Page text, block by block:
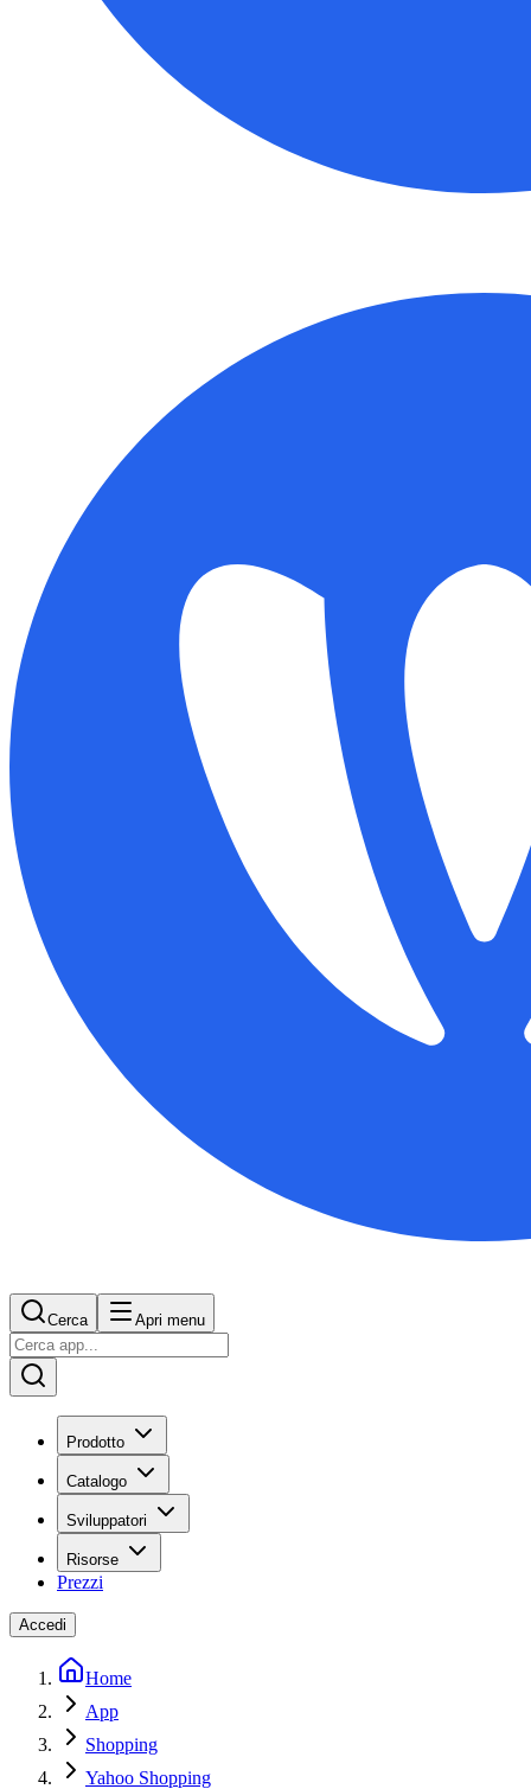
Cerca Apri menu
Prodotto
Catalogo
Sviluppatori
Risorse
Prezzi
Accedi
Home
App
Shopping
Yahoo Shopping